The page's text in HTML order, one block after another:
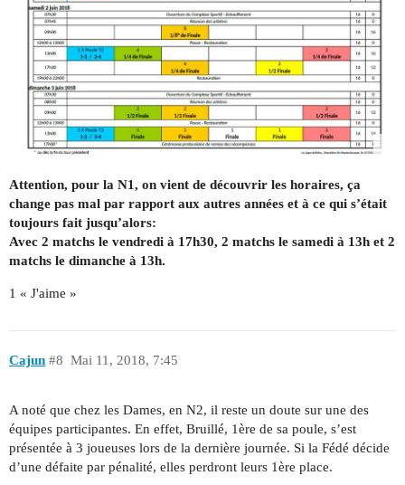
Attention, pour la N1, on vient de découvrir les horaires, ça
change pas mal par rapport aux autres années et à ce qui s’était
toujours fait jusqu’alors:
Avec 2 matchs le vendredi à 17h30, 2 matchs le samedi à 13h et 2
matchs le dimanche à 13h.
1 « J'aime »
Cajun Mai 11, 2018, 7:45
#8
A noté que chez les Dames, en N2, il reste un doute sur une des
équipes participantes. En effet, Bruillé, 1ère de sa poule, s’est
présentée à 3 joueuses lors de la dernière journée. Si la Fédé décide
d’une défaite par pénalité, elles perdront leurs 1ère place.